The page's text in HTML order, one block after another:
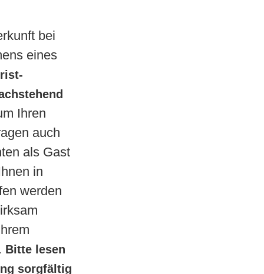
bei
eines
Ihren
auch
als Gast
in
werden
Bitte lesen
sorgfältig